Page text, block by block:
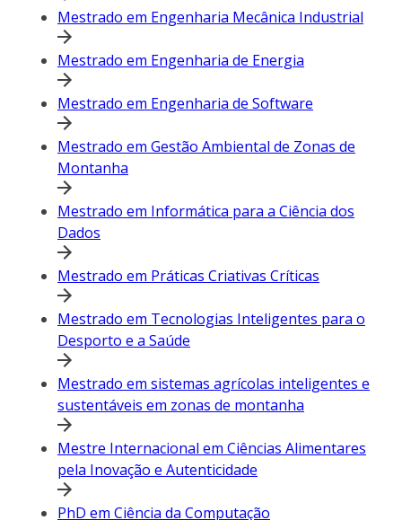
Mestrado em Engenharia Mecânica Industrial
Mestrado em Engenharia de Energia
Mestrado em Engenharia de Software
Mestrado em Gestão Ambiental de Zonas de
Montanha
Mestrado em Informática para a Ciência dos
Dados
Mestrado em Práticas Criativas Críticas
Mestrado em Tecnologias Inteligentes para o
Desporto e a Saúde
Mestrado em sistemas agrícolas inteligentes e
sustentáveis em zonas de montanha
Mestre Internacional em Ciências Alimentares
pela Inovação e Autenticidade
PhD em Ciência da Computação